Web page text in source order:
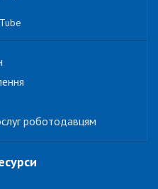
роботодавцям